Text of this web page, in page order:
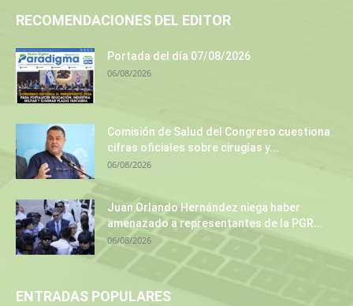
RECOMENDACIONES DEL EDITOR
Portada del día 07/08/2026
06/08/2026
Comisión de Salud del Congreso cuestiona
cifras oficiales sobre cirugías y...
06/08/2026
Juan Orlando Hernández niega haber
amenazado a representantes de la PGR...
06/08/2026
ENTRADAS POPULARES